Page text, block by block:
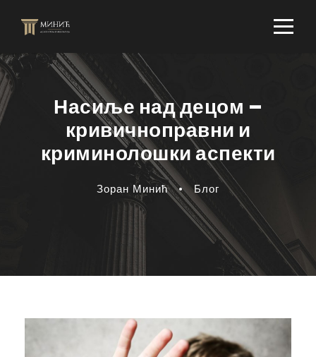
Насиље над децом –
кривичноправни и
криминолошки аспекти
Зоран Минић • Блог